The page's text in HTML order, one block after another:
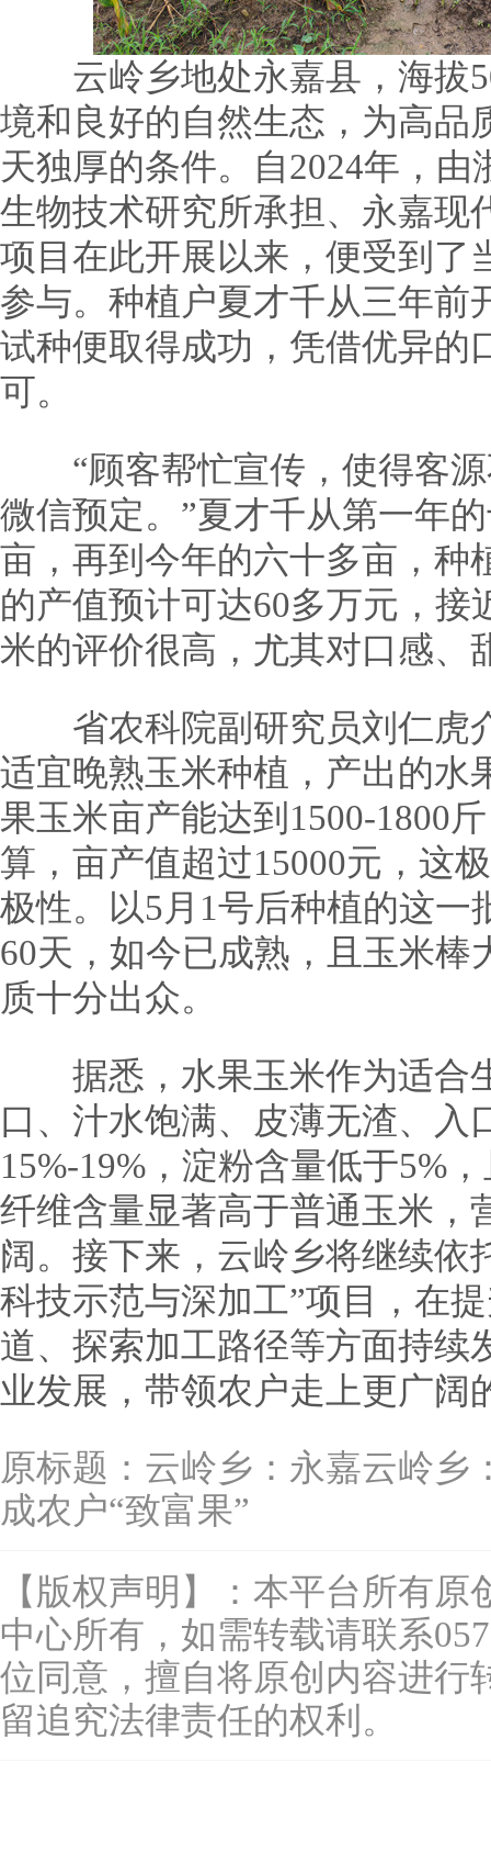
云岭乡地处永嘉县，海拔
境和良好的自然生态，为高品
天独厚的条件。自2024年，
生物技术研究所承担、永嘉现
项目在此开展以来，便受到了
参与。种植户夏才千从三年前
试种便取得成功，凭借优异的
可。
“顾客帮忙宣传，使得客源
微信预定。”夏才千从第一年
亩，再到今年的六十多亩，种
的产值预计可达60多万元，接
米的评价很高，尤其对口感、
省农科院副研究员刘仁虎
适宜晚熟玉米种植，产出的水
果玉米亩产能达到1500-1800
算，亩产值超过15000元，这
极性。以5月1号后种植的这一
60天，如今已成熟，且玉米棒
质十分出众。
据悉，水果玉米作为适合
口、汁水饱满、皮薄无渣、入
15%-19%，淀粉含量低于5%
纤维含量显著高于普通玉米，
阔。接下来，云岭乡将继续依
科技示范与深加工”项目，在
道、探索加工路径等方面持续
业发展，带领农户走上更广阔
原标题： 云岭乡：永嘉云岭乡
成农户“致富果”
【版权声明】：本平台所有
中心所有，如需转载请联系
位同意，擅自将原创内容进行
留追究法律责任的权利。